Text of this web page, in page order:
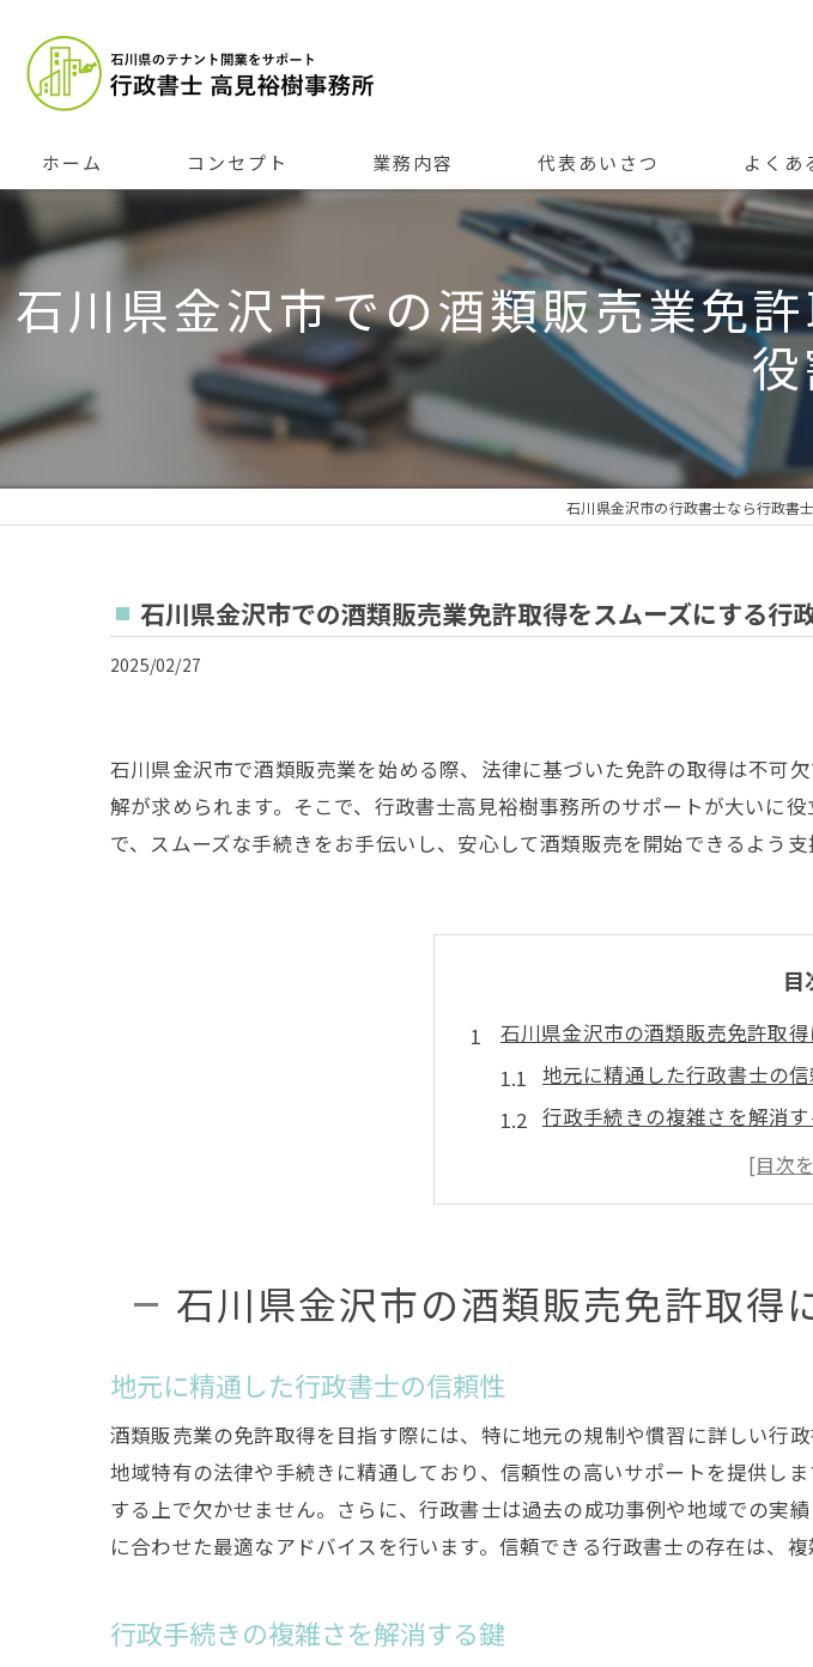
ホーム コンセプト 業務内容 代表あいさつ よくあ
石川県金沢市での酒類販売業免
石川県金沢市の行政書士なら行政書
石川県金沢市での酒類販売業免許取得をスムーズにする行
2025/02/27
石川県金沢市で酒類販売業を始める際、法律に基づいた免許の取得は不可
解が求められます。そこで、行政書士高見裕樹事務所のサポートが大いに
で、スムーズな手続きをお手伝いし、安心して酒類販売を開始できるよう支
目
石川県金沢市の酒類販売免許取
地元に精通した行政書士の
行政手続きの複雑さを解消
免許取得の流れをスムーズに
地域特有の規制への対応策
安心して任せられる専門家
酒類販売業を始めるなら知りた
法令に基づくアドバイスの
成功事例から学ぶ行政書士の
トラブルを未然に防ぐための
酒類販売免許申請の手続きにおけ
石川県金沢市の酒類販売免許取得
地元に精通した行政書士の信頼性
酒類販売業の免許取得を目指す際には、特に地元の規制や慣習に詳しい行
地域特有の法律や手続きに精通しており、信頼性の高いサポートを提供し
する上で欠かせません。さらに、行政書士は過去の成功事例や地域での実
に合わせた最適なアドバイスを行います。信頼できる行政書士の存在は、
行政手続きの複雑さを解消する鍵